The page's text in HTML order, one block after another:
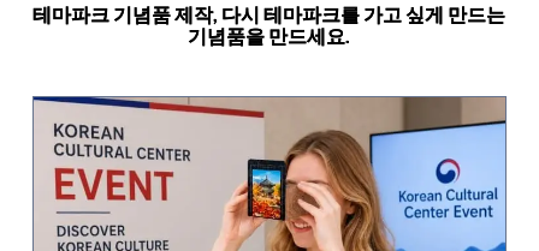
테마파크 기념품 제작, 다시 테마파크를 가고 싶게 만드는
기념품을 만드세요.